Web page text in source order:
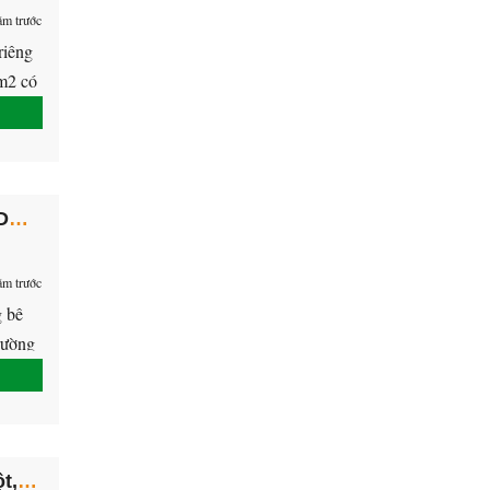
trước
có
Cần bán lô đất Chánh Nghĩa, Thủ Dầu Một, Bình Dương.
trước
bê
Bán căn nhà cấp 4 Tương Bình Hiệp, Thủ Dầu Một, Bình Dương